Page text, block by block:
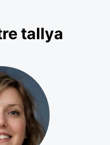
tallya